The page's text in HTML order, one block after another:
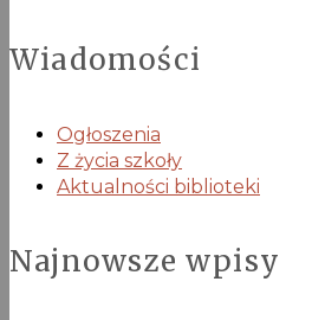
Wiadomości
Ogłoszenia
Z życia szkoły
Aktualności biblioteki
Najnowsze wpisy